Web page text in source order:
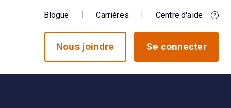
Blogue Carrières Centre d'aide
Nous joindre Se connecter